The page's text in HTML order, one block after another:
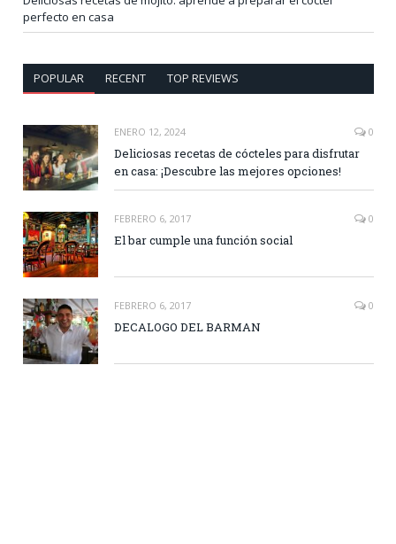
perfecto en casa
POPULAR RECENT TOP REVIEWS
ENERO 12, 2024 0
Deliciosas recetas de cócteles para disfrutar
en casa: ¡Descubre las mejores opciones!
FEBRERO 6, 2017 0
El bar cumple una función social
FEBRERO 6, 2017 0
DECALOGO DEL BARMAN